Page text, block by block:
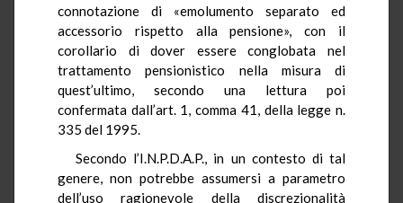
connotazione di «emolumento separato ed
accessorio rispetto alla pensione», con il
corollario di dover essere conglobata nel
trattamento pensionistico nella misura di
quest’ultimo, secondo una lettura poi
confermata dall’art. 1, comma 41, della legge n.
335 del 1995.
Secondo l’I.N.P.D.A.P., in un contesto di tal
genere, non potrebbe assumersi a parametro
dell’uso ragionevole della discrezionalità